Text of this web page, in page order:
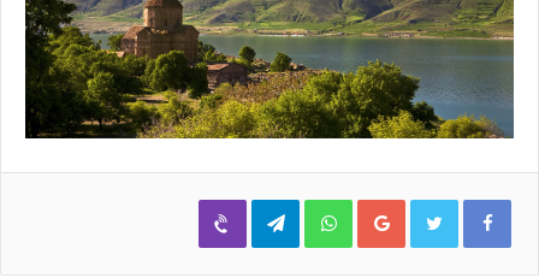
Google+
WhatsApp
Telegram
Viber